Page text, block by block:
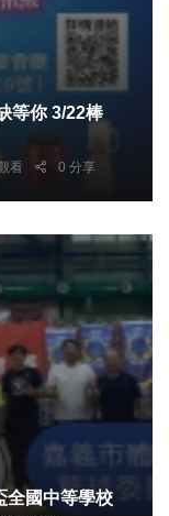
等你 3/22棒
看 0 分享
全國中等學校